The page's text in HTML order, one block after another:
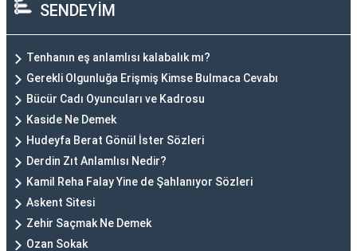
SENDEYİM
Tenhanın eş anlamlısı kalabalık mı?
Gerekli Olgunluğa Erişmiş Kimse Bulmaca Cevabı
Bücür Cadı Oyuncuları ve Kadrosu
Kaside Ne Demek
Hudeyfa Berat Gönül İster Sözleri
Derdin Zıt Anlamlısı Nedir?
Kamil Reha Falay Yine de Şahlanıyor Sözleri
Askent Sitesi
Zehir Saçmak Ne Demek
Ozan Sokak